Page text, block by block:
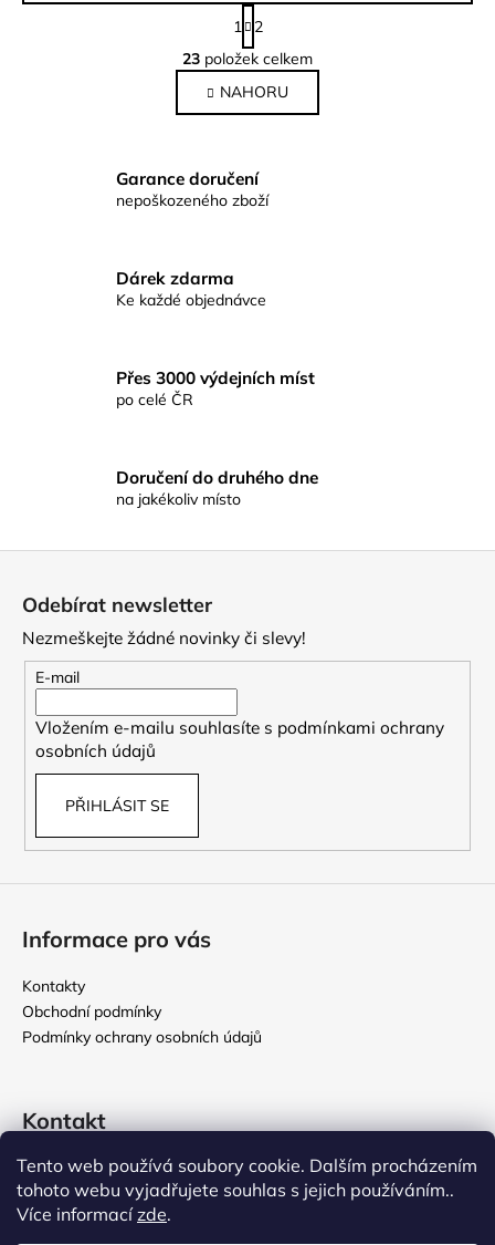
Tento web používá soubory cookie. Dalším procházením
tohoto webu vyjadřujete souhlas s jejich používáním..
Více informacízde.
O
v
l
á
a
c
v
v
ý
u
S
t
r
á
n
k
á
n
1
2
23 položek celkem
NAHORU
Garance doručení
nepoškozeného zboží
Dárek zdarma
Ke každé objednávce
Přes 3000 výdejních míst
po celé ČR
Doručení do druhého dne
na jakékoliv místo
Odebírat newsletter
Nezmeškejte žádné novinky či slevy!
E-mail
Vložením e-mailu souhlasíte s podmínkami ochrany
osobních údajů
PŘIHLÁSIT SE
Informace pro vás
Kontakty
Obchodní podmínky
Podmínky ochrany osobních údajů
Kontakt
rikomix @seznam.cz
731 586 209
776 000 107